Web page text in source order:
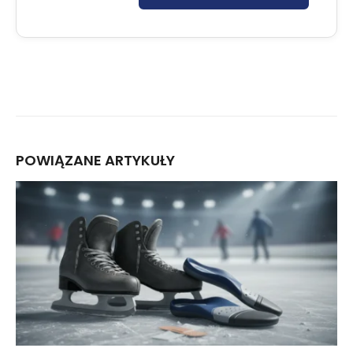
POWIĄZANE ARTYKUŁY